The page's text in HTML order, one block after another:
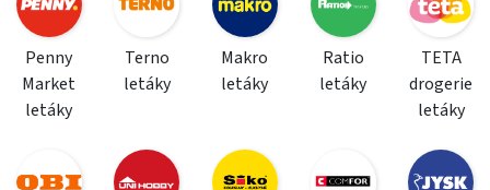
Penny
Market
letáky
Terno
letáky
Makro
letáky
Ratio
letáky
TETA
drogerie
letáky